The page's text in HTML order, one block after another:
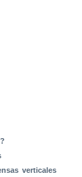
verticales